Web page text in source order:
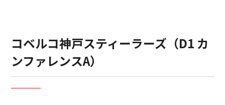
コベルコ神戸スティーラーズ（D1 カ
ンファレンスA）